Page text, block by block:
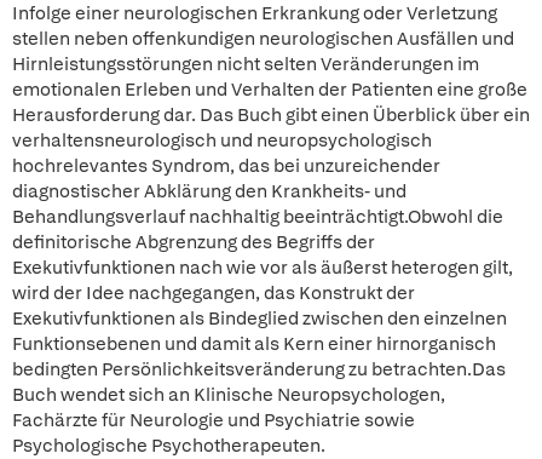
Infolge einer neurologischen Erkrankung oder Verletzung
stellen neben offenkundigen neurologischen Ausfällen und
Hirnleistungsstörungen nicht selten Veränderungen im
emotionalen Erleben und Verhalten der Patienten eine große
Herausforderung dar. Das Buch gibt einen Überblick über ein
verhaltensneurologisch und neuropsychologisch
hochrelevantes Syndrom, das bei unzureichender
diagnostischer Abklärung den Krankheits- und
Behandlungsverlauf nachhaltig beeinträchtigt.Obwohl die
definitorische Abgrenzung des Begriffs der
Exekutivfunktionen nach wie vor als äußerst heterogen gilt,
wird der Idee nachgegangen, das Konstrukt der
Exekutivfunktionen als Bindeglied zwischen den einzelnen
Funktionsebenen und damit als Kern einer hirnorganisch
bedingten Persönlichkeitsveränderung zu betrachten.Das
Buch wendet sich an Klinische Neuropsychologen,
Fachärzte für Neurologie und Psychiatrie sowie
Psychologische Psychotherapeuten.